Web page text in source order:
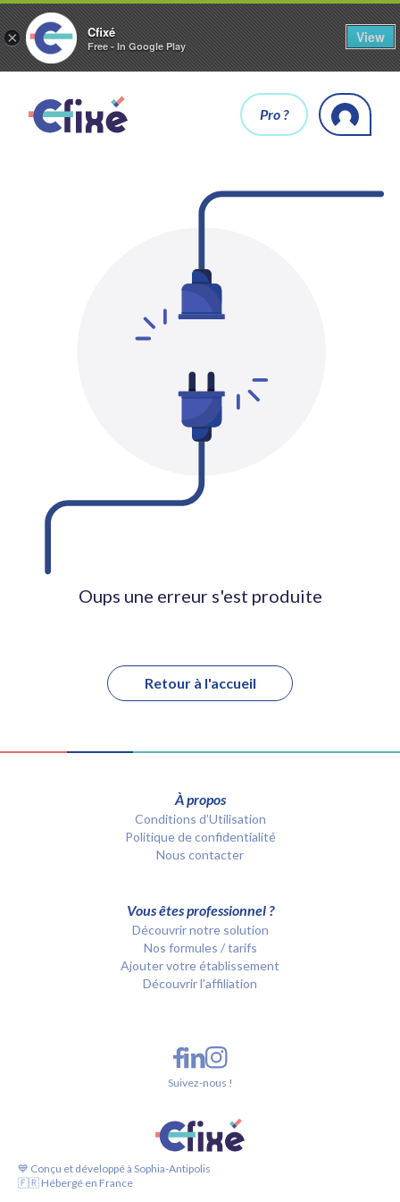
× Cfixé
Free - In Google Play
View
Pro ?
Oups une erreur s'est produite
Retour à l'accueil
À propos
Conditions d’Utilisation
Politique de confidentialité
Nous contacter
Vous êtes professionnel ?
Découvrir notre solution
Nos formules / tarifs
Ajouter votre établissement
Découvrir l'affiliation
💙 Conçu et développé à Sophia-Antipolis
🇫🇷 Hébergé en France
Suivez-nous !